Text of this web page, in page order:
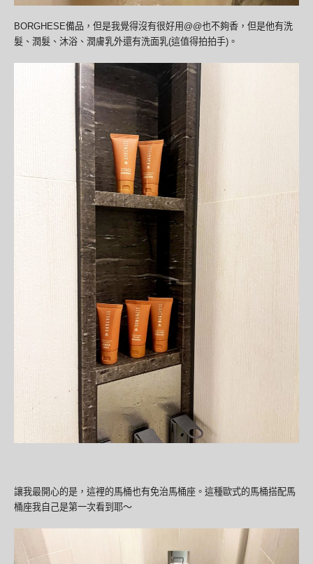
BORGHESE備品，但是我覺得沒有很好用@@也不夠香，但是他有洗
髮、潤髮、沐浴、潤膚乳外還有洗面乳(這值得拍拍手)。
讓我最開心的是，這裡的馬桶也有免治馬桶座。這種歐式的馬桶搭配馬
桶座我自己是第一次看到耶～